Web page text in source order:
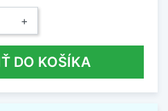
+
DO KOŠÍKA